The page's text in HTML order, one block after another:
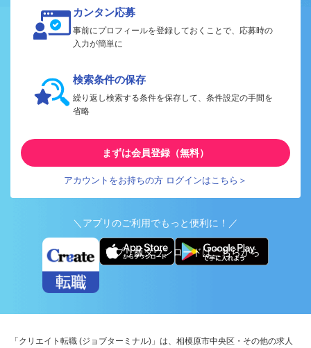
カンタン応募
事前にプロフィールを登録しておくことで、応募時の
入力が簡単に
検索条件の保存
繰り返し検索する条件を保存して、条件設定の手間を
省略
まずは会員登録（無料）
アカウントをお持ちの方 ログインはこちら＞
＼アプリのご利用でもっと便利に！／
アプリ版ダウンロードはこちらから
「クリエイト転職 (ジョブターミナル)」は、相模原市中央区・その他の求人